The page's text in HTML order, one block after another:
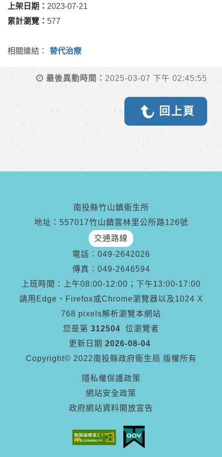
上架日期： 2023-07-21
累計瀏覽： 577
相關連結： 替代治療
最後異動時間： 2025-03-07 下午 02:45:55
回上頁
南投縣竹山鎮衛生所
地址：557017竹山鎮雲林里公所路126號
交通路線
電話︰ 049-2642026
傳真︰ 049-2646594
上班時間：上午08:00-12:00；下午13:00-17:00
請用Edge、Firefox或Chrome瀏覽器以及1024 X
768 pixels解析瀏覽本網站
您是第 312504
位瀏覽者
更新日期 2026-08-04
Copyright© 2022南投縣政府衛生局 版權所有
隱私權保護政策
網站安全政策
政府網站資料開放宣告